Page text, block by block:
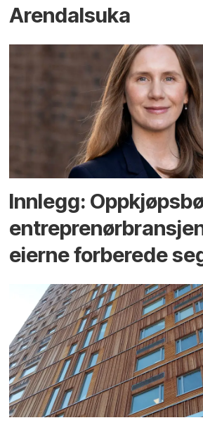
Arendals­uka
Innlegg:
eierne forberede